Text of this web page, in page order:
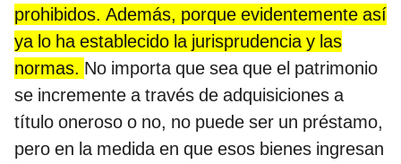
prohibidos. Además, porque evidentemente así
ya lo ha establecido la jurisprudencia y las
normas. No importa que sea que el patrimonio
se incremente a través de adquisiciones a
título oneroso o no, no puede ser un préstamo,
pero en la medida en que esos bienes ingresan